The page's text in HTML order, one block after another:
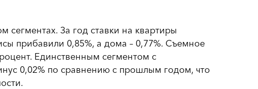
За год ставки на квартиры
прибавили 0,85%, а дома – 0,77%. Съемное
Единственным сегментом с
0,02% по сравнению с прошлым годом, что